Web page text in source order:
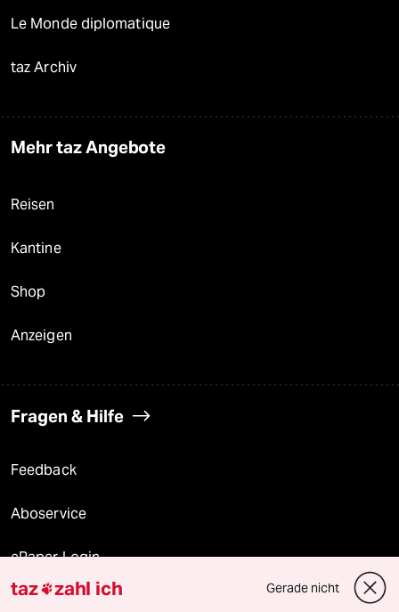
Le Monde diplomatique
taz Archiv
Mehr taz Angebote
Reisen
Kantine
Shop
Anzeigen
Fragen & Hilfe
Feedback
Aboservice
ePaper Login
Downloads für Abonnierende
taz zahl ich Gerade nicht